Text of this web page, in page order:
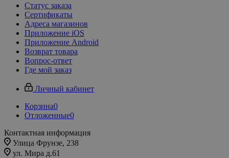
Статус заказа
Сертификаты
Адреса магазинов
Приложение iOS
Приложение Android
Возврат товара
Вопрос-ответ
Где мой заказ
Личный кабинет
Корзина0
Отложенные0
Контактная информация
Улица Фрунзе, 238​
ул. Мира д.61